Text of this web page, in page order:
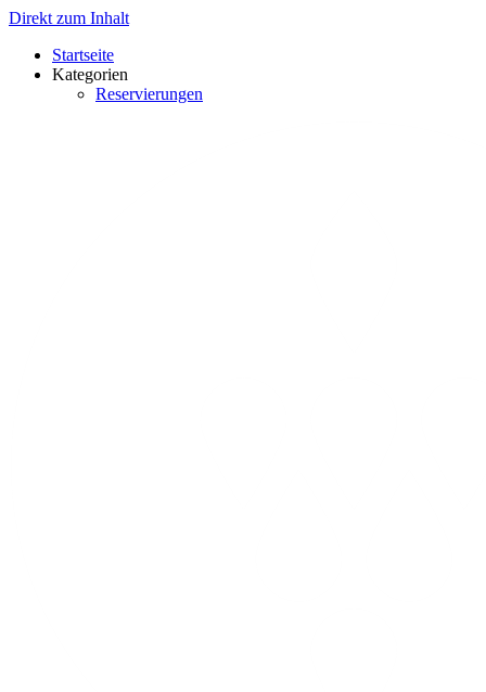
Direkt zum Inhalt
Startseite
Kategorien
Reservierungen